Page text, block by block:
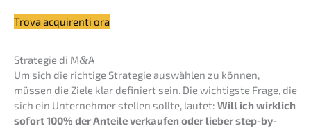
Trova acqui­ren­ti ora
Strate­gie di M&A
Um sich die richti­ge Strate­gie auswäh­len zu können,
müssen die Ziele klar definiert sein. Die wichtigs­te Frage, die
sich ein Unter­neh­mer stellen sollte, lautet: Will ich wirklich
sofort 100% der Antei­le verkau­fen oder lieber step-by-